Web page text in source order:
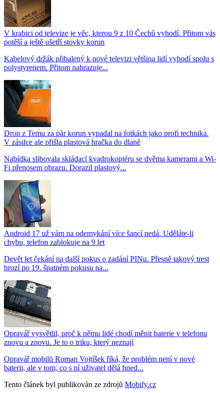
V krabici od televize je věc, kterou 9 z 10 Čechů vyhodí. Přitom vás
potěší a ještě ušetří stovky korun
Kabelový držák přibalený k nové televizi většina lidí vyhodí spolu s
polystyrenem. Přitom nahrazuje...
Dron z Temu za pár korun vypadal na fotkách jako profi technika.
V zásilce ale přišla plastová hračka do dlaně
Nabídka slibovala skládací kvadrokoptéru se dvěma kamerami a Wi-
Fi přenosem obrazu. Dorazil plastový...
Android 17 už vám na odemykání více šancí nedá. Uděláte-li
chybu, telefon zablokuje na 9 let
Devět let čekání na další pokus o zadání PINu. Přesně takový trest
hrozí po 19. špatném pokusu na...
Opravář vysvětlil, proč k němu lidé chodí měnit baterie v telefonu
znovu a znovu. Je to o triku, který neznají
Opravář mobilů Roman Vojtíšek říká, že problém není v nové
baterii, ale v tom, co s ní uživatel dělá hned...
Tento článek byl publikován ze zdrojů Mobify.cz